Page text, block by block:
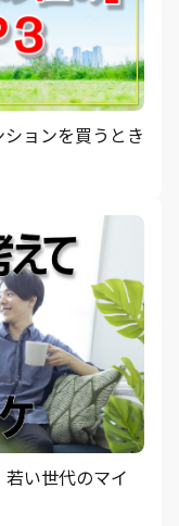
ョンを買うとき
い世代のマイ